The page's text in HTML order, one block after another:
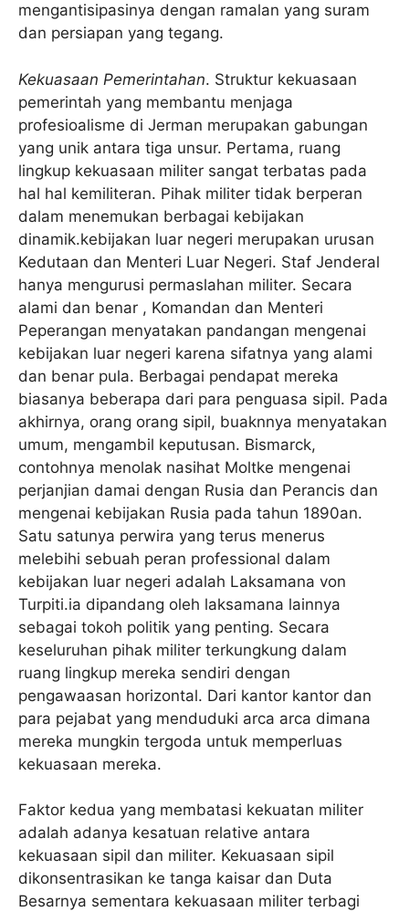
mengantisipasinya dengan ramalan yang suram
dan persiapan yang tegang.
Kekuasaan Pemerintahan. Struktur kekuasaan
pemerintah yang membantu menjaga
profesioalisme di Jerman merupakan gabungan
yang unik antara tiga unsur. Pertama, ruang
lingkup kekuasaan militer sangat terbatas pada
hal hal kemiliteran. Pihak militer tidak berperan
dalam menemukan berbagai kebijakan
dinamik.kebijakan luar negeri merupakan urusan
Kedutaan dan Menteri Luar Negeri. Staf Jenderal
hanya mengurusi permaslahan militer. Secara
alami dan benar , Komandan dan Menteri
Peperangan menyatakan pandangan mengenai
kebijakan luar negeri karena sifatnya yang alami
dan benar pula. Berbagai pendapat mereka
biasanya beberapa dari para penguasa sipil. Pada
akhirnya, orang orang sipil, buaknnya menyatakan
umum, mengambil keputusan. Bismarck,
contohnya menolak nasihat Moltke mengenai
perjanjian damai dengan Rusia dan Perancis dan
mengenai kebijakan Rusia pada tahun 1890an.
Satu satunya perwira yang terus menerus
melebihi sebuah peran professional dalam
kebijakan luar negeri adalah Laksamana von
Turpiti.ia dipandang oleh laksamana lainnya
sebagai tokoh politik yang penting. Secara
keseluruhan pihak militer terkungkung dalam
ruang lingkup mereka sendiri dengan
pengawaasan horizontal. Dari kantor kantor dan
para pejabat yang menduduki arca arca dimana
mereka mungkin tergoda untuk memperluas
kekuasaan mereka.
Faktor kedua yang membatasi kekuatan militer
adalah adanya kesatuan relative antara
kekuasaan sipil dan militer. Kekuasaan sipil
dikonsentrasikan ke tanga kaisar dan Duta
Besarnya sementara kekuasaan militer terbagi